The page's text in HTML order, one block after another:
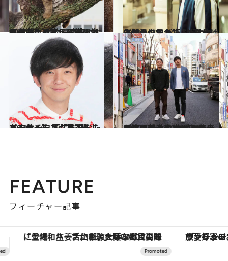
2020.10.25
【クスっと笑える猫画像60枚超】 動物写真家による面白にゃんこ画像まとめ
ライフスタイル 2021.1.21
アキナ山名が語る“愛犬おまめとの日々” 「おまめは僕の子供であり、人生の先輩」
カルチャー
2021.2.16
パンサー向井【書下ろしエッセイ】 頑張るあなたを支えるエンタメ3選
カルチャー 2020.6.16
お笑い芸人のYouTube&ラジオが激熱 偏愛編集者が注目する次世代スターは？
カルチャー
FEATURE
フィーチャー記事
ヴァシュロン・コンスタンタン「オーヴァーシーズ・オートマティック」。旅愛好家のお気に入りコレクションから、ジェンダーレスな新作が登場 【夏限定ディナーコース】旬を